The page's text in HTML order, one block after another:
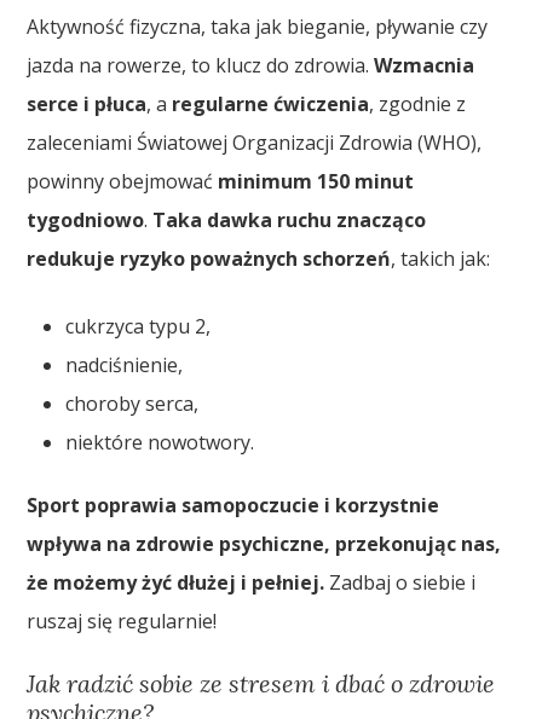
Aktywność fizyczna, taka jak bieganie, pływanie czy
jazda na rowerze, to klucz do zdrowia.Wzmacnia
serce i płuca, a regularne ćwiczenia, zgodnie z
zaleceniami Światowej Organizacji Zdrowia (WHO),
powinny obejmować minimum 150 minut
tygodniowo. Taka dawka ruchu znacząco
redukuje ryzyko poważnych schorzeń, takich jak:
cukrzyca typu 2,
nadciśnienie,
choroby serca,
niektóre nowotwory.
Sport poprawia samopoczucie i korzystnie
wpływa na zdrowie psychiczne, przekonując nas,
że możemy żyć dłużej i pełniej. Zadbaj o siebie i
ruszaj się regularnie!
Jak radzić sobie ze stresem i dbać o zdrowie
psychiczne?